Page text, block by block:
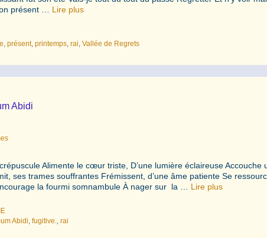
présent … Lire plus
,présent,printemps,rai,Vallée de Regrets
Abidi
Alimente le cœur triste, D’une lumière éclaireuse
ses trames souffrantes Frémissent, d’une âme patiente Se
la fourmi somnambule À nager sur la … Lire plus
Abidi,fugitive.,rai